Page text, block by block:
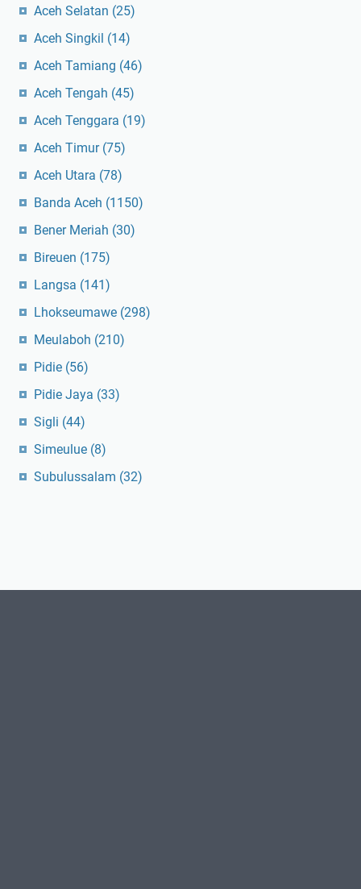
Aceh Selatan (25)
Aceh Singkil (14)
Aceh Tamiang (46)
Aceh Tengah (45)
Aceh Tenggara (19)
Aceh Timur (75)
Aceh Utara (78)
Banda Aceh (1150)
Bener Meriah (30)
Bireuen (175)
Langsa (141)
Lhokseumawe (298)
Meulaboh (210)
Pidie (56)
Pidie Jaya (33)
Sigli (44)
Simeulue (8)
Subulussalam (32)